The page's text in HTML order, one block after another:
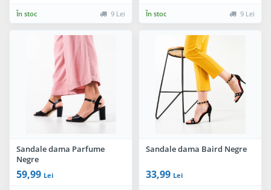
În stoc 9 Lei În stoc 9 Lei
Sandale dama Parfume
Negre
59,99 Lei
Sandale dama Baird Negre
33,99 Lei